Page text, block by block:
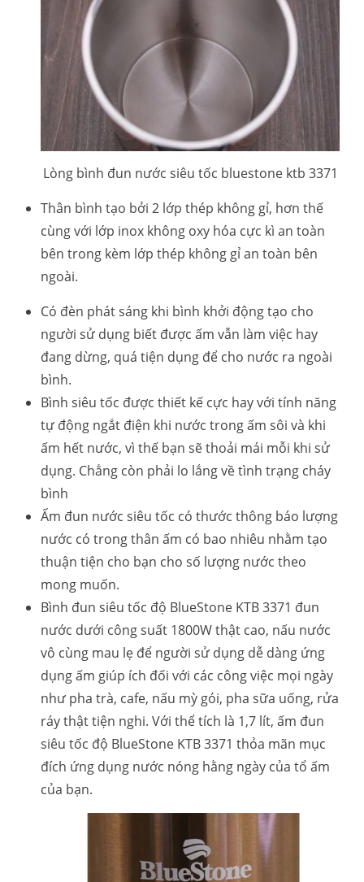
Lòng bình đun nước siêu tốc bluestone ktb 3371
Thân bình tạo bởi 2 lớp thép không gỉ, hơn thế
cùng với lớp inox không oxy hóa cực kì an toàn
bên trong kèm lớp thép không gỉ an toàn bên
ngoài.
Có đèn phát sáng khi bình khởi động tạo cho
người sử dụng biết được ấm vẫn làm việc hay
đang dừng, quá tiện dụng để cho nước ra ngoài
bình.
Bình siêu tốc được thiết kế cực hay với tính năng
tự động ngắt điện khi nước trong ấm sôi và khi
ấm hết nước, vì thế bạn sẽ thoải mái mỗi khi sử
dụng. Chẳng còn phải lo lắng về tình trạng cháy
bình
Ấm đun nước siêu tốc có thước thông báo lượng
nước có trong thân ấm có bao nhiêu nhằm tạo
thuận tiện cho bạn cho số lượng nước theo
mong muốn.
Bình đun siêu tốc độ BlueStone KTB 3371 đun
nước dưới công suất 1800W thật cao, nấu nước
vô cùng mau lẹ để người sử dụng dễ dàng ứng
dụng ấm giúp ích đối với các công việc mọi ngày
như pha trà, cafe, nấu mỳ gói, pha sữa uống, rửa
ráy thật tiện nghi. Với thể tích là 1,7 lít, ấm đun
siêu tốc độ BlueStone KTB 3371 thỏa mãn mục
đích ứng dụng nước nóng hằng ngày của tổ ấm
của bạn.